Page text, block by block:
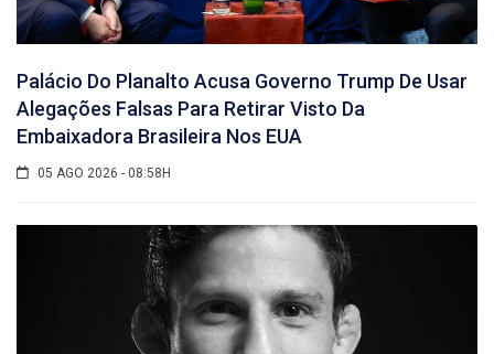
Palácio Do Planalto Acusa Governo Trump De Usar
Alegações Falsas Para Retirar Visto Da
Embaixadora Brasileira Nos EUA
05 AGO 2026 - 08:58H